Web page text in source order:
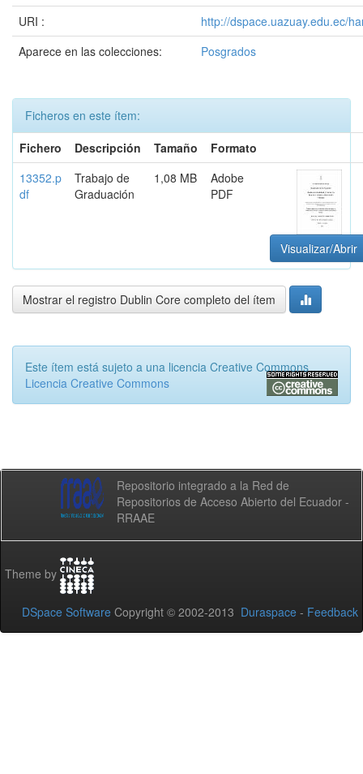
URI :
http://dspace.uazuay.edu.ec/
Aparece en las colecciones:
Posgrados
Ficheros en este ítem:
Fichero
Descripción Tamaño
Formato
13352.p
df
Trabajo de
Graduación
1,08 MB
Adobe
PDF
Visualizar/Abrir
Mostrar el registro Dublin Core completo del ítem
Este ítem está sujeto a una licencia Creative Commons
Licencia Creative Commons
Repositorio integrado a la Red de
Repositorios de Acceso Abierto del Ecuador -
RRAAE
Theme by
DSpace Software Copyright © 2002-2013 Duraspace - Feedback